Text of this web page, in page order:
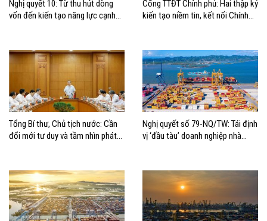
Nghị quyết 10: Từ thu hút dòng
vốn đến kiến tạo năng lực cạnh
Cổng TTĐT Chính phủ: Hai thập kỷ
kiến tạo niềm tin, kết nối Chính
Tổng Bí thư, Chủ tịch nước: Cần
đổi mới tư duy và tầm nhìn phát
Nghị quyết số 79-NQ/TW: Tái định
vị ‘đầu tàu’ doanh nghiệp nhà